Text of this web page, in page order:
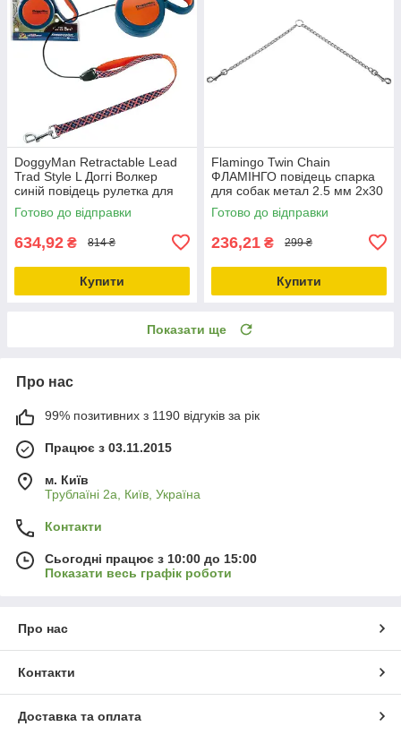
DoggyMan Retractable Lead
Trad Style L Доггі Волкер
синій повідець рулетка для
собак до 30кг, трос 5м
(92627)
Готово до відправки
634,92 ₴ 814 ₴
Купити
Flamingo Twin Chain
ФЛАМІНГО повідець спарка
для собак метал 2.5 мм 2х30
см
Готово до відправки
236,21 ₴ 299 ₴
Купити
Показати ще
Про нас
99% позитивних з 1190 відгуків за рік
Працює з 03.11.2015
м. Київ
Трублаїні 2а, Київ, Україна
Контакти
Сьогодні працює з 10:00 до 15:00
Показати весь графік роботи
Про нас
Контакти
Доставка та оплата